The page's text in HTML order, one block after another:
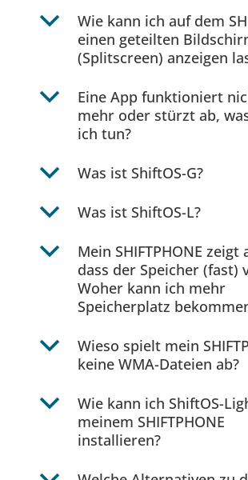
b
Wie kann ich auf dem
einen geteilten
(Splitscreen) anzeigen
b
Eine App funktioniert
mehr oder stürzt ab,
ich tun?
b Was ist ShiftOS-G?
b Was ist ShiftOS-L?
b
Mein SHIFTPHONE zeigt
dass der Speicher (fast)
Woher kann ich mehr
Speicherplatz
b
Wieso spielt mein
keine WMA-Dateien ab?
b
Wie kann ich ShiftOS-
meinem SHIFTPHONE
installieren?